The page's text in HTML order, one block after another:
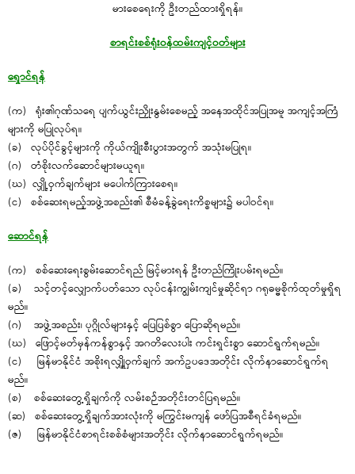
မားစေရေးကို ဦးတည်ထားရှိရန်။
စာရင်းစစ်ရုံးဝန်ထမ်းကျင့်ဝတ်များ
ရှောင်ရန်
(က) ရုံး၏ဂုဏ်သရေ ပျက်ယွင်းညှိုးနွမ်းစေမည့် အနေအထိုင်အပြုအမူ အကျင့်အကြံ
များကို မပြုလုပ်ရ။
(ခ) လုပ်ပိုင်ခွင့်များကို ကိုယ်ကျိုးစီးပွားအတွက် အသုံးမပြုရ။
(ဂ) တံစိုးလက်ဆောင်များမယူရ။
(ဃ) လျှို့ဝှက်ချက်များ မပေါက်ကြားစေရ။
(င) စစ်ဆေးရမည့်အဖွဲ့အစည်း၏ စီမံခန့်ခွဲရေးကိစ္စများ၌ မပါဝင်ရ။
ဆောင်ရန်
(က) စစ်ဆေးရေးစွမ်းဆောင်ရည် မြင့်မားရန် ဦးတည်ကြိုးပမ်းရမည်။
(ခ) သင့်တင့်လျှောက်ပတ်သော လုပ်ငန်းကျွမ်းကျင်မှုဆိုင်ရာ ဂရုဓမ္မစိုက်ထုတ်မှုရှိရ
မည်။
(ဂ) အဖွဲ့အစည်း၊ ပုဂ္ဂိုလ်များနှင့် ပြေပြစ်စွာ ပြောဆိုရမည်။
(ဃ) ဖြောင့်မတ်မှန်ကန်စွာနှင့် အဂတိလေးပါး ကင်းရှင်းစွာ ဆောင်ရွက်ရမည်။
(င) မြန်မာနိုင်ငံ အစိုးရလျှိုု့ဝှက်ချက် အက်ဥပဒေအတိုင်း လိုက်နာဆောင်ရွက်ရ
မည်။
(စ) စစ်ဆေးတွေ့ရှိချက်ကို လမ်းစဉ်အတိုင်းတင်ပြရမည်။
(ဆ) စစ်ဆေးတွေ့ရှိချက်အားလုံးကို မကြွင်းမကျန် ဖော်ပြအစီရင်ခံရမည်။
(ဇ) မြန်မာနိုင်ငံစာရင်းစစ်စံများအတိုင်း လိုက်နာဆောင်ရွက်ရမည်။